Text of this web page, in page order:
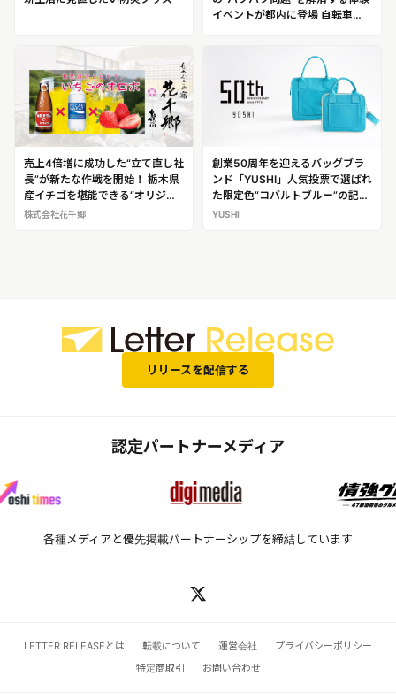
イベントが都内に登場 自転車
売上4倍増に成功した“立て直し社
長”が新たな作戦を開始！ 栃木県
産イチゴを堪能できる“オリジナ
ルオロポ”を開発！ 鬼怒川温泉
株式会社花千郷
創業50周年を迎えるバッグブラ
ンド「YUSHI」人気投票で選ばれ
た限定色“コバルトブルー”の記念
モデルを発売
YUSHI
リリースを配信する
認定パートナーメディア
各種メディアと優先掲載パートナーシップを締結しています
LETTER RELEASEとは 転載について 運営会社
プライバシーポリシー
特定商取引
お問い合わせ